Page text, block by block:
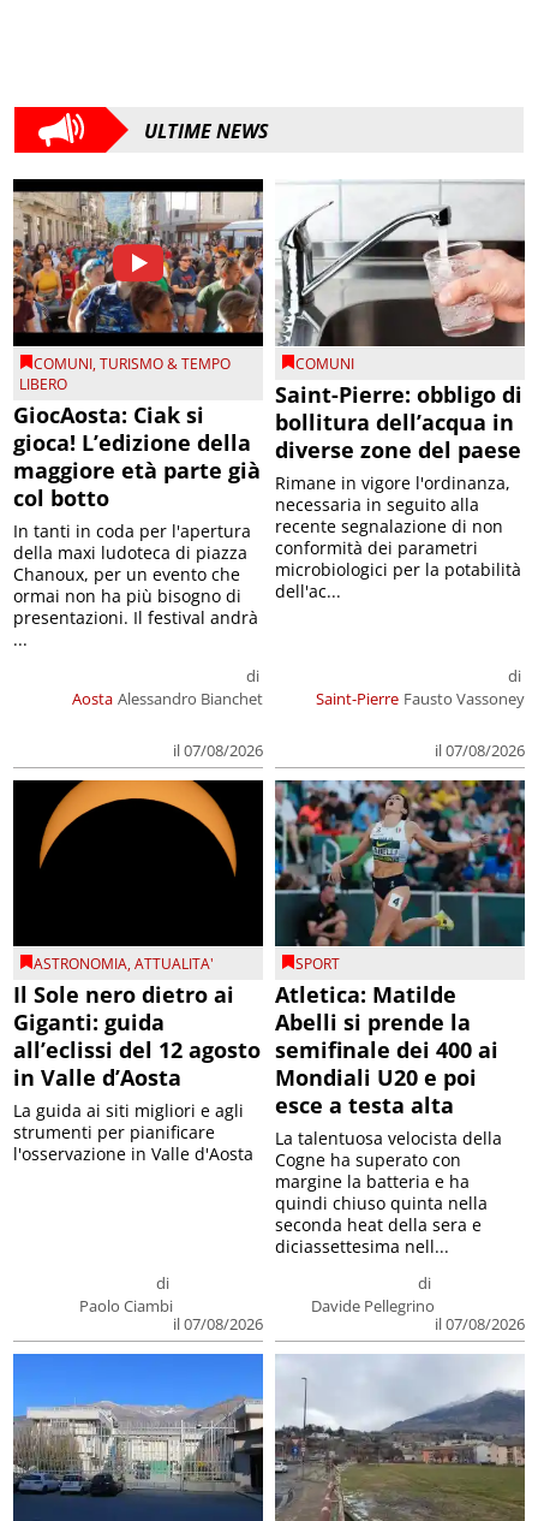
ULTIME NEWS
COMUNI,TURISMO & TEMPO
LIBERO
GiocAosta: Ciak si
gioca! L’edizione della
maggiore età parte già
col botto
Aosta
di
Alessandro Bianchet
il 07/08/2026
In tanti in coda per l'apertura
della maxi ludoteca di piazza
Chanoux, per un evento che
ormai non ha più bisogno di
presentazioni. Il festival andrà
...
COMUNI
Saint-Pierre: obbligo di
bollitura dell’acqua in
diverse zone del paese
Saint-Pierre
di
Fausto Vassoney
il 07/08/2026
Rimane in vigore l'ordinanza,
necessaria in seguito alla
recente segnalazione di non
conformità dei parametri
microbiologici per la potabilità
dell'ac...
ASTRONOMIA,ATTUALITA'
Il Sole nero dietro ai
Giganti: guida
all’eclissi del 12 agosto
in Valle d’Aosta
di
Paolo Ciambi
il 07/08/2026
La guida ai siti migliori e agli
strumenti per pianificare
l'osservazione in Valle d'Aosta
SPORT
Atletica: Matilde
Abelli si prende la
semifinale dei 400 ai
Mondiali U20 e poi
esce a testa alta
di
Davide Pellegrino
il 07/08/2026
La talentuosa velocista della
Cogne ha superato con
margine la batteria e ha
quindi chiuso quinta nella
seconda heat della sera e
diciassettesima nell...